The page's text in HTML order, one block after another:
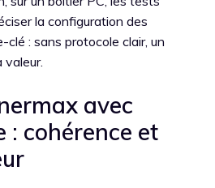
la configuration des
: sans protocole clair, un
avec
: cohérence et